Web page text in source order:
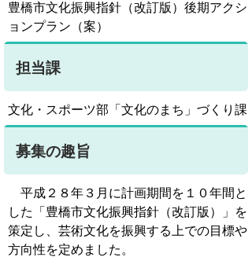
豊橋市文化振興指針（改訂版）後期アクシ
ョンプラン（案）
担当課
文化・スポーツ部「文化のまち」づくり課
募集の趣旨
平成２８年３月に計画期間を１０年間と
した「豊橋市文化振興指針（改訂版）」を
策定し、芸術文化を振興する上での目標や
方向性を定めました。